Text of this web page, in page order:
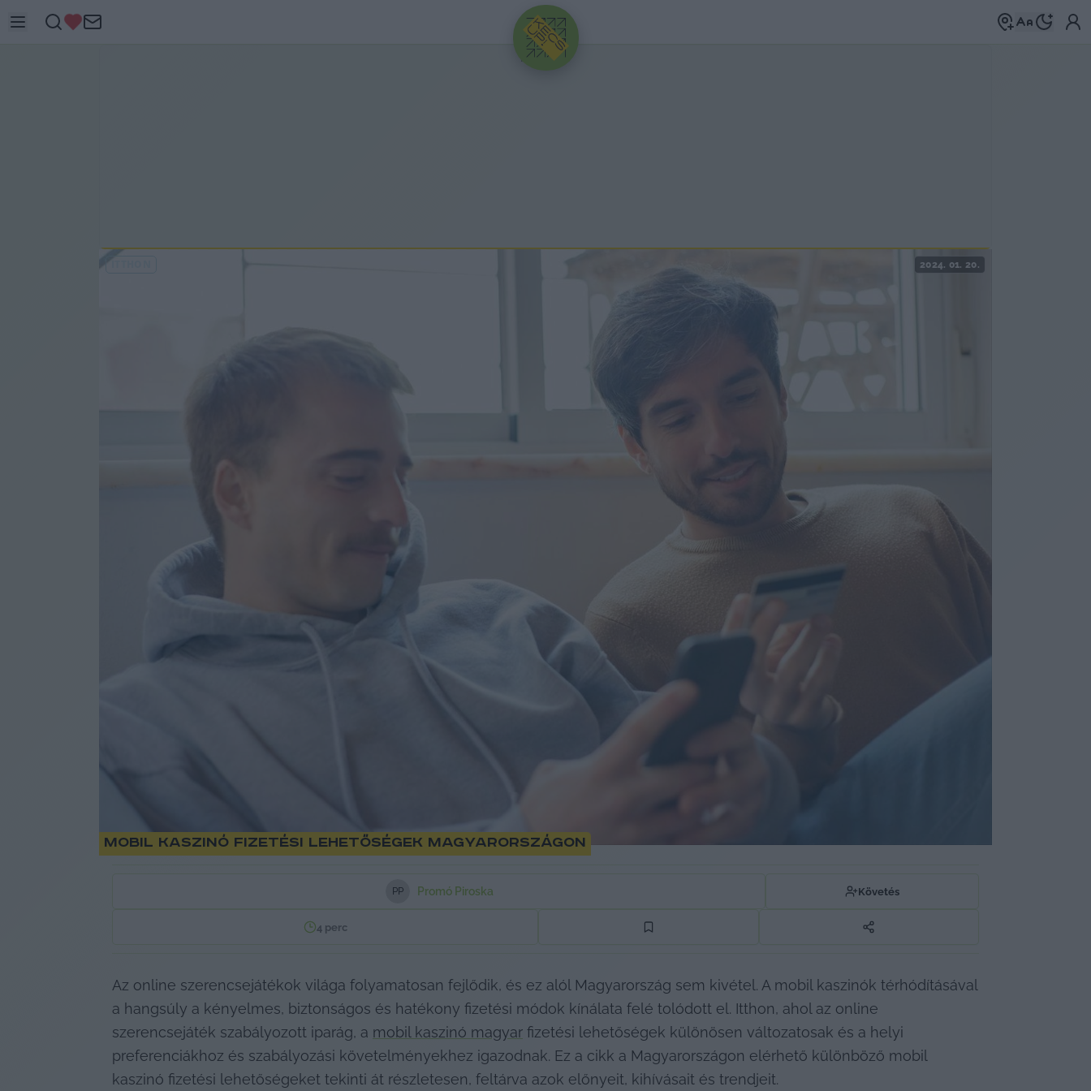
HIRDETÉS
2024. 01. 20.
Mobil kaszinó fizetési lehetőségek Magyarországon
PP Promó Piroska Követés
4 perc
Az online szerencsejátékok világa folyamatosan fejlődik, és ez alól Magyarország sem kivétel. A mobil kaszinók térhódításával
a hangsúly a kényelmes, biztonságos és hatékony fizetési módok kínálata felé tolódott el. Itthon, ahol az online
szerencsejáték szabályozott iparág, a mobil kaszinó magyar fizetési lehetőségek különösen változatosak és a helyi
preferenciákhoz és szabályozási követelményekhez igazodnak. Ez a cikk a Magyarországon elérhető különböző mobil
kaszinó fizetési lehetőségeket tekinti át részletesen, feltárva azok előnyeit, kihívásait és trendjeit.